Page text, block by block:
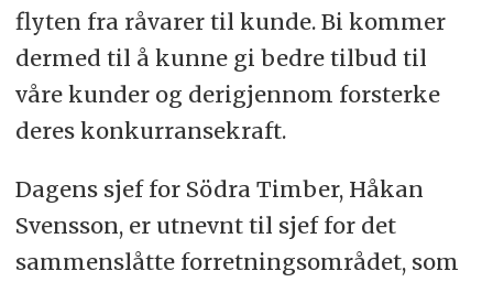
flyten fra råvarer til kunde. Bi kommer
dermed til å kunne gi bedre tilbud til
våre kunder og derigjennom forsterke
deres konkurransekraft.
Dagens sjef for Södra Timber, Håkan
Svensson, er utnevnt til sjef for det
sammenslåtte forretningsområdet, som